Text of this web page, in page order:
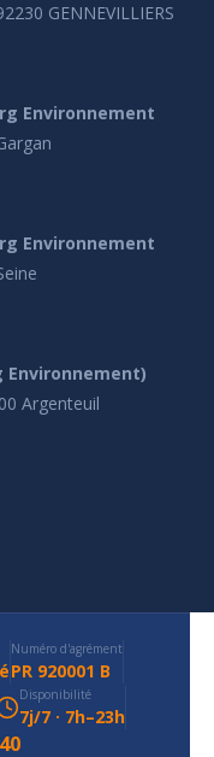
GENNEVILLIERS
Environnement
Environnement
Environnement)
Argenteuil
Numéro d'agrément
PR 920001 B
Disponibilité
7j/7 · 7h–23h